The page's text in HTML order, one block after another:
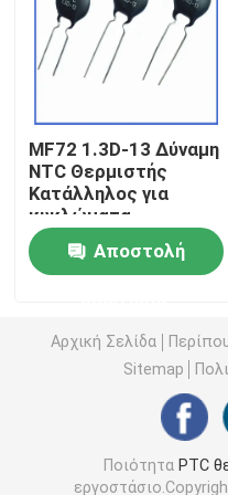
Τσιπ θέρμανσης PTC
Θερμοστήρας NTC
Θερμική αντίσταση
Θερμοστήρας NTC
Αισθητήρας
Varistor μεταλλικών
SMD Varistor
MF72 1.3D-13 Δύναμη
NTC Θερμιστής
Κατάλληλος για
κυκλώματα
ηλεκτρικής
ενέργειας και
οικιακές συσκευές
Αποστολή
Αρχική Σελίδα
Sitemap
Ποιότητα PTC